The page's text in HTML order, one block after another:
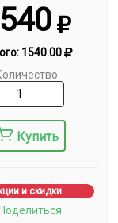
1540.00
Купить
и скидки